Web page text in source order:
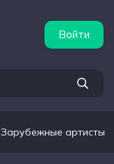
Войти
Зарубежные артисты